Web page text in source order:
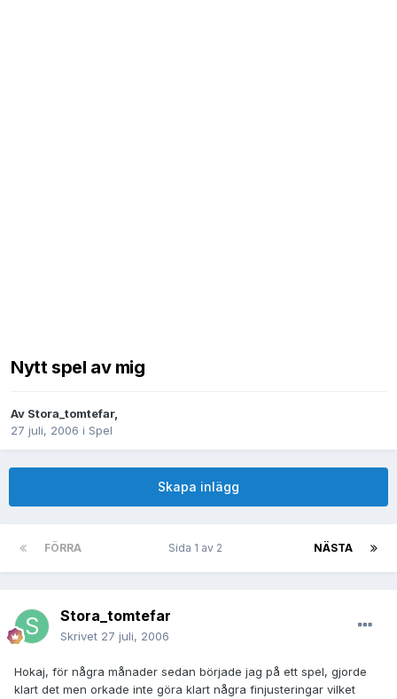
Nytt spel av mig
Av Stora_tomtefar,
27 juli, 2006 i Spel
Skapa inlägg
FÖRRA NÄSTA
Sida 1 av 2
Stora_tomtefar
Skrivet 27 juli, 2006
Hokaj, för några månader sedan började jag på ett spel, gjorde
klart det men orkade inte göra klart några finjusteringar vilket